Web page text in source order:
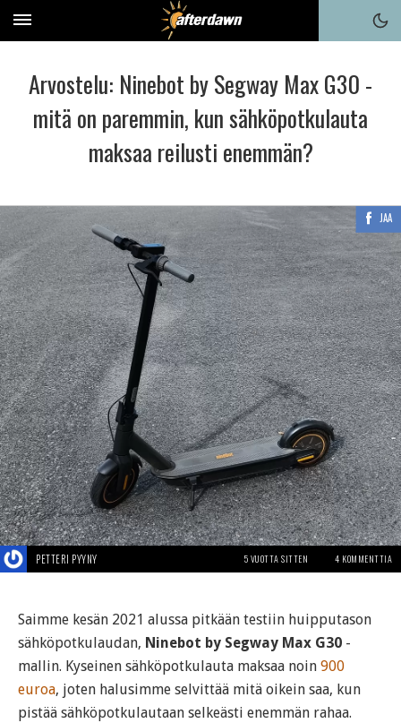
Arvostelu: Ninebot by Segway Max G30 -
mitä on paremmin, kun sähköpotkulauta
maksaa reilusti enemmän?
JAA
PETTERI PYYNY 5 VUOTTA SITTEN 4 KOMMENTTIA
Saimme kesän 2021 alussa pitkään testiin huipputason
sähköpotkulaudan, Ninebot by Segway Max G30 -
mallin. Kyseinen sähköpotkulauta maksaa noin 900
euroa, joten halusimme selvittää mitä oikein saa, kun
pistää sähköpotkulautaan selkeästi enemmän rahaa.